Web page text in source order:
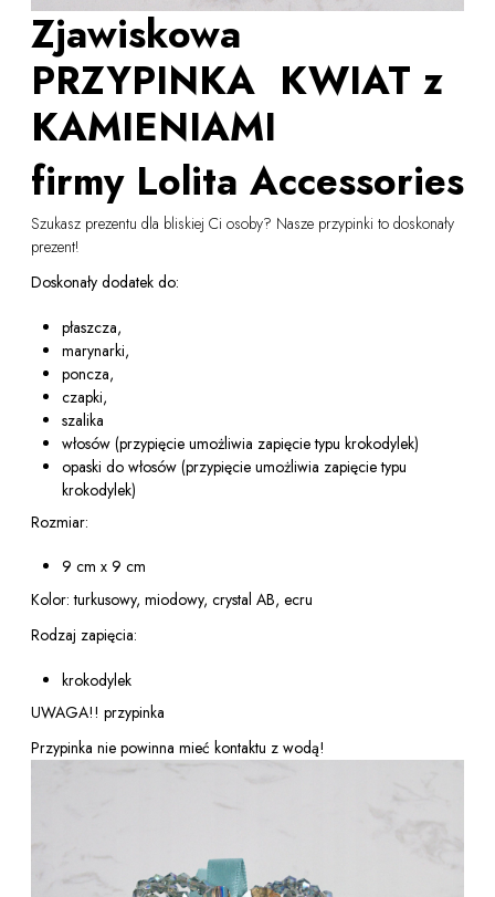
Zjawiskowa
PRZYPINKA KWIAT z
KAMIENIAMI
firmy Lolita Accessories
Szukasz prezentu dla bliskiej Ci osoby? Nasze przypinki to doskonały
prezent!
Doskonały dodatek do:
płaszcza,
marynarki,
poncza,
czapki,
szalika
włosów (przypięcie umożliwia zapięcie typu krokodylek)
opaski do włosów (przypięcie umożliwia zapięcie typu
krokodylek)
Rozmiar:
9 cm x 9 cm
Kolor: turkusowy, miodowy, crystal AB, ecru
Rodzaj zapięcia:
krokodylek
UWAGA!! przypinka
Przypinka nie powinna mieć kontaktu z wodą!